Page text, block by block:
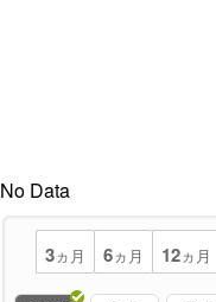
No Data
3ヵ月 6ヵ月 12ヵ月